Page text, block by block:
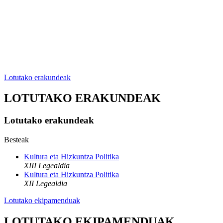
Lotutako erakundeak
LOTUTAKO ERAKUNDEAK
Lotutako erakundeak
Besteak
Kultura eta Hizkuntza Politika
XIII Legealdia
Kultura eta Hizkuntza Politika
XII Legealdia
Lotutako ekipamenduak